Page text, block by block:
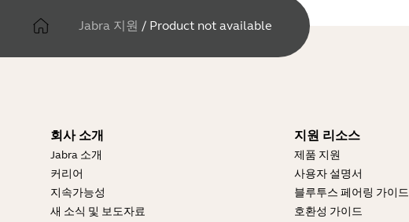
Jabra 지원 / Product not available
회사 소개
Jabra 소개
커리어
지속가능성
새 소식 및 보도자료
지원 리소스
제품 지원
사용자 설명서
블루투스 페어링 가이드
호환성 가이드